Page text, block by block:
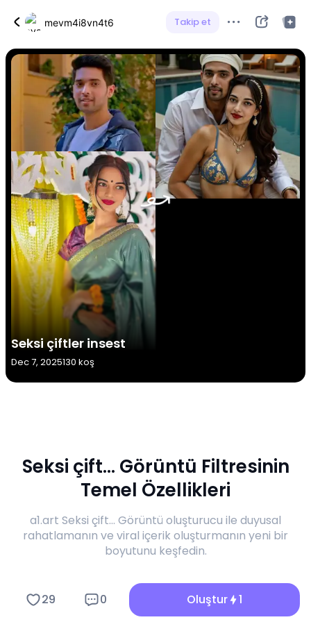
mevm4i8vn4t6 Takip et
Seksi çiftler insest
Dec 7, 2025130 koş
Seksi çift... Görüntü Filtresinin
Temel Özellikleri
a1.art Seksi çift... Görüntü oluşturucu ile duyusal
rahatlamanın ve viral içerik oluşturmanın yeni bir
boyutunu keşfedin.
29 0 Oluştur 1